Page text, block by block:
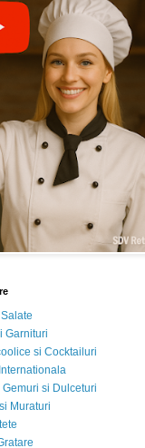
Garnituri
si Cocktailuri
si Dulceturi
Muraturi